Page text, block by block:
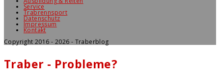
Service
Trabrennsport
Datenschutz
Impressum
Kontakt
Copyright 2016 - 2026 - Traberblog
Traber - Probleme?